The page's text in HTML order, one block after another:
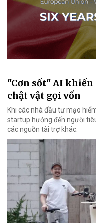
"Cơn sốt" AI
chật vật gọi vốn
Khi các nhà đầu tư mạo
startup hướng đến người
các nguồn tài trợ khác.